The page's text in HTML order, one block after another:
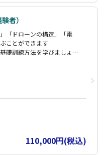
者）
「ドローンの構造」「電
ことができます
礎訓練方法を学びましょ
験者」扱いとなります
110,000円(税込)